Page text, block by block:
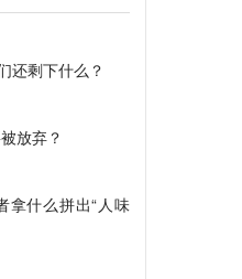
还剩下什么？
放弃？
拿什么拼出“人味